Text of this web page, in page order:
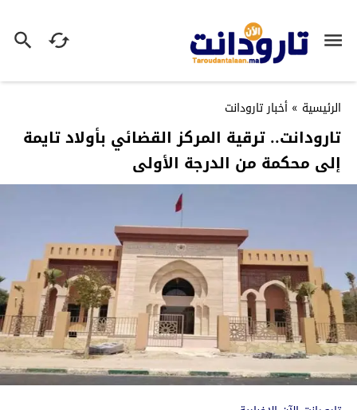
الرئيسية » أخبار تارودانت
تارودانت.. ترقية المركز القضائي بأولاد تايمة
إلى محكمة من الدرجة الأولى